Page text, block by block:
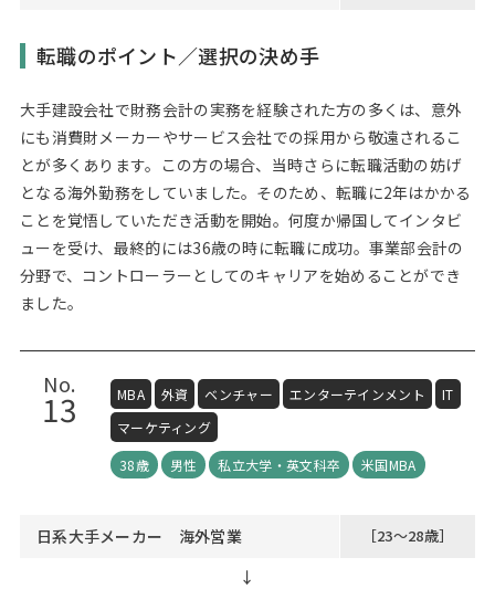
転職のポイント／選択の決め手
大手建設会社で財務会計の実務を経験された方の多くは、意外
にも消費財メーカーやサービス会社での採用から敬遠されるこ
とが多くあります。この方の場合、当時さらに転職活動の妨げ
となる海外勤務をしていました。そのため、転職に2年はかかる
ことを覚悟していただき活動を開始。何度か帰国してインタビ
ューを受け、最終的には36歳の時に転職に成功。事業部会計の
分野で、コントローラーとしてのキャリアを始めることができ
ました。
No.
13 MBA 外資 ベンチャー エンターテインメント
IT
マーケティング
38歳
男性 私立大学・英文科卒 米国MBA
日系大手メーカー 海外営業 ［23～28歳］
↓